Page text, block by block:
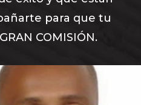
para que tu
COMISIÓN.